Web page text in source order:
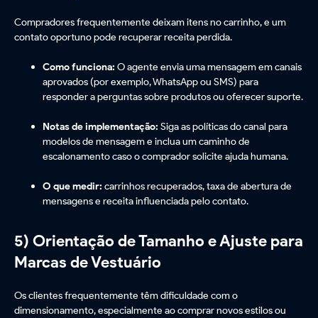
Compradores frequentemente deixam itens no carrinho, e um
contato oportuno pode recuperar receita perdida.
Como funciona: O agente envia uma mensagem em canais
aprovados (por exemplo, WhatsApp ou SMS) para
responder a perguntas sobre produtos ou oferecer suporte.
Notas de implementação: Siga as políticas do canal para
modelos de mensagem e inclua um caminho de
escalonamento caso o comprador solicite ajuda humana.
O que medir: carrinhos recuperados, taxa de abertura de
mensagens e receita influenciada pelo contato.
5) Orientação de Tamanho e Ajuste para
Marcas de Vestuário
Os clientes frequentemente têm dificuldade com o
dimensionamento, especialmente ao comprar novos estilos ou